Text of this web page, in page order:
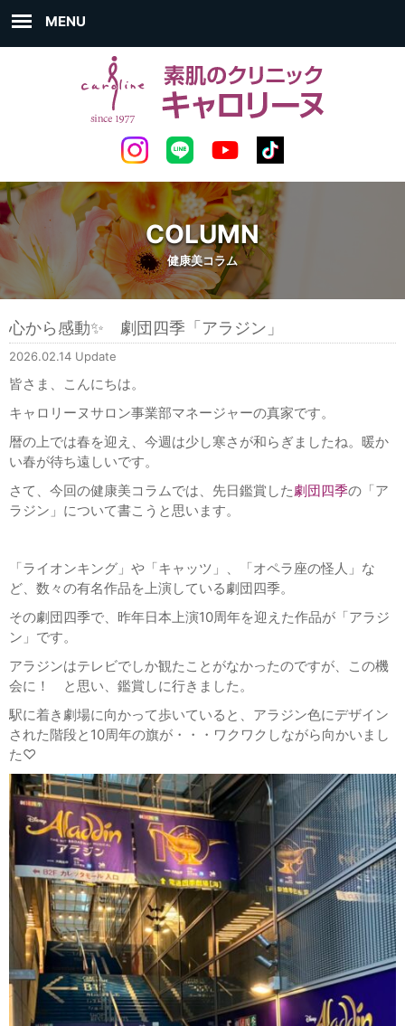
MENU
COLUMN
健康美コラム
心から感動✨ 劇団四季「アラジン」
2026.02.14 Update
皆さま、こんにちは。
キャロリーヌサロン事業部マネージャーの真家です。
暦の上では春を迎え、今週は少し寒さが和らぎましたね。暖か
い春が待ち遠しいです。
さて、今回の健康美コラムでは、先日鑑賞した劇団四季の「ア
ラジン」について書こうと思います。
「ライオンキング」や「キャッツ」、「オペラ座の怪人」な
ど、数々の有名作品を上演している劇団四季。
その劇団四季で、昨年日本上演10周年を迎えた作品が「アラジ
ン」です。
アラジンはテレビでしか観たことがなかったのですが、この機
会に！ と思い、鑑賞しに行きました。
駅に着き劇場に向かって歩いていると、アラジン色にデザイン
された階段と10周年の旗が・・・ワクワクしながら向かいまし
た♡